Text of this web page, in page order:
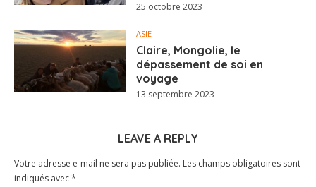
25 octobre 2023
ASIE
Claire, Mongolie, le
dépassement de soi en
voyage
13 septembre 2023
LEAVE A REPLY
Votre adresse e-mail ne sera pas publiée. Les champs obligatoires sont
indiqués avec*